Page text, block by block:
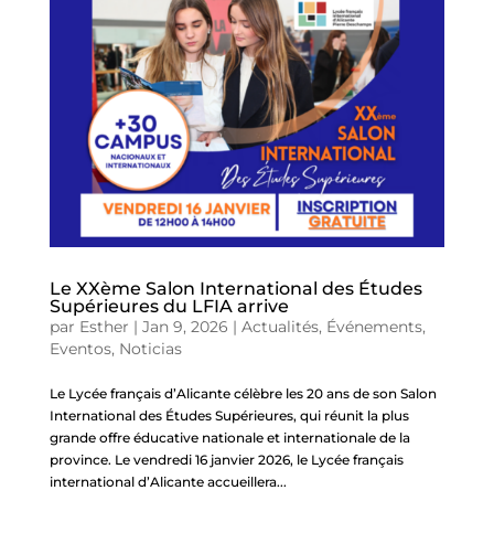
Le XXème Salon International des Études
Supérieures du LFIA arrive
par Esther | Jan 9, 2026 | Actualités, Événements,
Eventos, Noticias
Le Lycée français d’Alicante célèbre les 20 ans de son Salon
International des Études Supérieures, qui réunit la plus
grande offre éducative nationale et internationale de la
province. Le vendredi 16 janvier 2026, le Lycée français
international d’Alicante accueillera...